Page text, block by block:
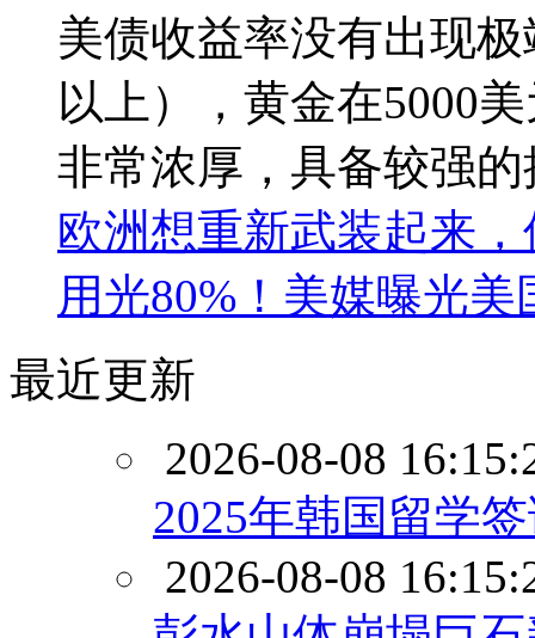
美债收益率没有出现
以上），黄金在5000
非常浓厚，具备较强
欧洲想重新武装起来
用光80%！美媒曝光美
最近更新
2026-08-08
2025年韩国留学
2026-08-08